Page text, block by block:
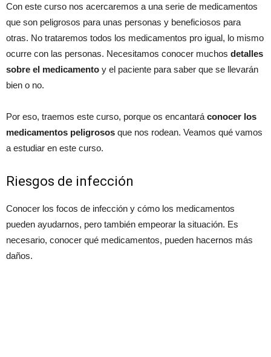
Con este curso nos acercaremos a una serie de medicamentos
que son peligrosos para unas personas y beneficiosos para
otras. No trataremos todos los medicamentos pro igual, lo mismo
ocurre con las personas. Necesitamos conocer muchos detalles
sobre el medicamento y el paciente para saber que se llevarán
bien o no.
Por eso, traemos este curso, porque os encantará conocer los
medicamentos peligrosos que nos rodean. Veamos qué vamos
a estudiar en este curso.
Riesgos de infección
Conocer los focos de infección y cómo los medicamentos
pueden ayudarnos, pero también empeorar la situación. Es
necesario, conocer qué medicamentos, pueden hacernos más
daños.